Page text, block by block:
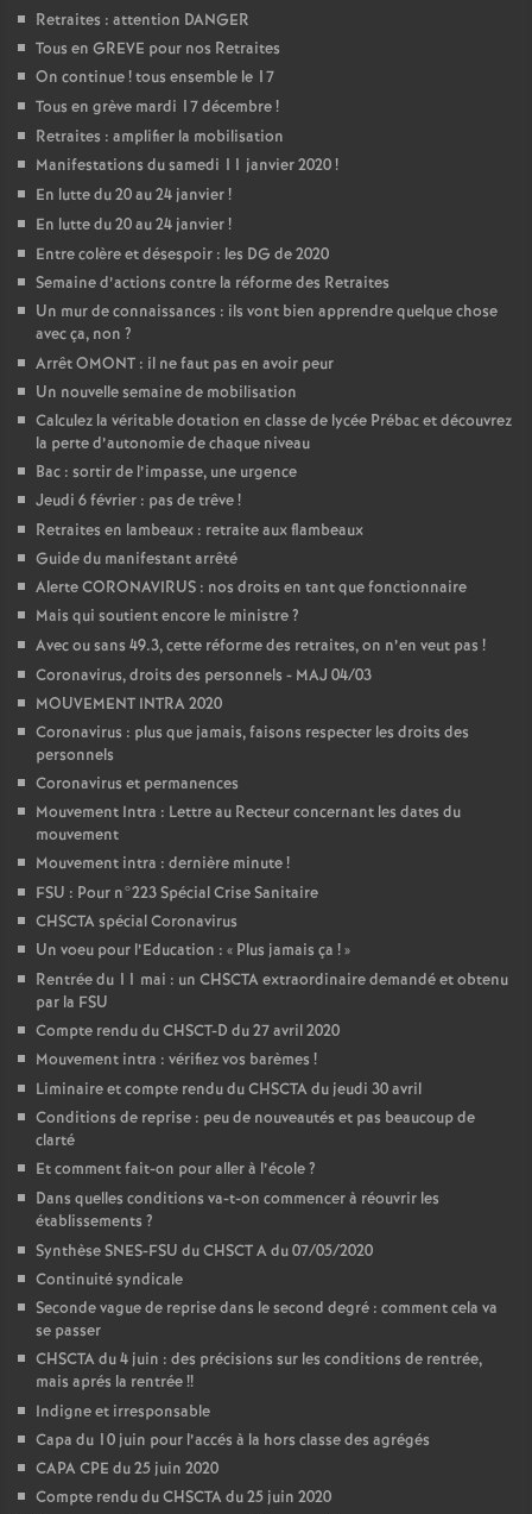
Retraites : attention DANGER
Tous en GREVE pour nos Retraites
On continue! tous ensemble le 17
Tous en grève mardi 17 décembre!
Retraites : amplifier la mobilisation
Manifestations du samedi 11 janvier 2020!
En lutte du 20 au 24 janvier!
En lutte du 20 au 24 janvier!
Entre colère et désespoir : les DG de 2020
Semaine d’actions contre la réforme des Retraites
Un mur de connaissances : ils vont bien apprendre quelque chose
avec ça, non ?
Arrêt OMONT : il ne faut pas en avoir peur
Un nouvelle semaine de mobilisation
Calculez la véritable dotation en classe de lycée Prébac et découvrez
la perte d’autonomie de chaque niveau
Bac : sortir de l’impasse, une urgence
Jeudi 6 février : pas de trêve!
Retraites en lambeaux : retraite aux flambeaux
Guide du manifestant arrêté
Alerte CORONAVIRUS : nos droits en tant que fonctionnaire
Mais qui soutient encore le ministre?
Avec ou sans 49.3, cette réforme des retraites, on n’en veut pas !
Coronavirus, droits des personnels - MAJ 04/03
MOUVEMENT INTRA 2020
Coronavirus : plus que jamais, faisons respecter les droits des
personnels
Coronavirus et permanences
Mouvement Intra : Lettre au Recteur concernant les dates du
mouvement
Mouvement intra : dernière minute!
FSU : Pour n°223 Spécial Crise Sanitaire
CHSCTA spécial Coronavirus
Un voeu pour l’Education : « Plus jamais ça !»
Rentrée du 11 mai : un CHSCTA extraordinaire demandé et obtenu
par la FSU
Compte rendu du CHSCT-D du 27 avril 2020
Mouvement intra : vérifiez vos barèmes !
Liminaire et compte rendu du CHSCTA du jeudi 30 avril
Conditions de reprise : peu de nouveautés et pas beaucoup de
clarté
Et comment fait-on pour aller à l’école?
Dans quelles conditions va-t-on commencer à réouvrir les
établissements ?
Synthèse SNES-FSU du CHSCT A du 07/05/2020
Continuité syndicale
Seconde vague de reprise dans le second degré : comment cela va
se passer
CHSCTA du 4 juin : des précisions sur les conditions de rentrée,
mais aprés la rentrée!!
Indigne et irresponsable
Capa du 10 juin pour l’accés à la hors classe des agrégés
CAPA CPE du 25 juin 2020
Compte rendu du CHSCTA du 25 juin 2020